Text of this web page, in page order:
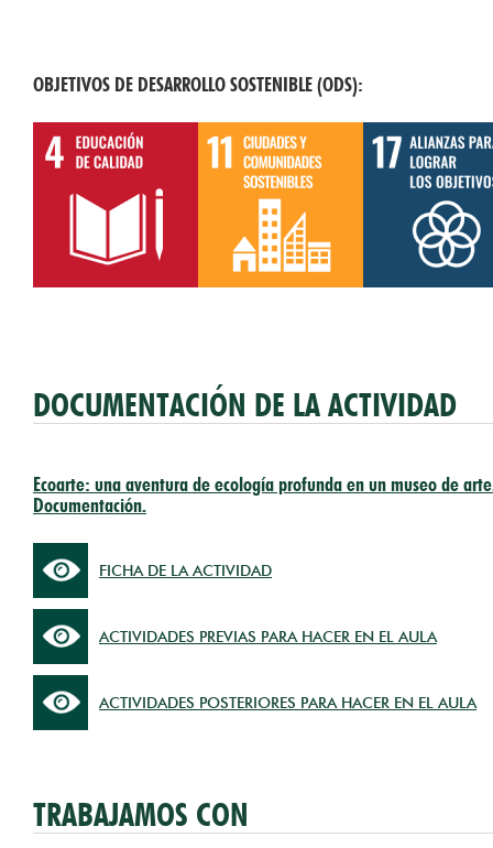
OBJETIVOS DE DESARROLLO SOSTENIBLE (ODS):
DOCUMENTACIÓN DE LA ACTIVIDAD
Ecoarte: una aventura de ecología profunda en un museo de
Documentación.
FICHA DE LA ACTIVIDAD
ACTIVIDADES PREVIAS PARA HACER EN EL AULA
ACTIVIDADES POSTERIORES PARA HACER EN EL AULA
TRABAJAMOS CON